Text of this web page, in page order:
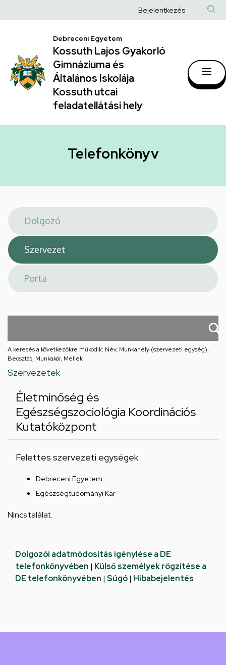
|
Kossuth
Lajos
Gyakorló
Gimnáziuma
Általános
hely
a
Anonim
fiók
Bejelentkezés
Debreceni Egyetem
Kossuth Lajos Gyakorló
Gimnáziuma és
Általános Iskolája
Kossuth utcai
feladatellátási hely
Telefonkönyv
A keresés a következőkre működik: Név, Munkahely (szervezeti egység),
Beosztás, Munkakör, Mellék
Szervezetek
Életminőség és
Egészségszociológia Koordinációs
Kutatóközpont
Felettes szervezeti egységek
Debreceni Egyetem
Egészségtudományi Kar
Nincs találat.
Dolgozói adatmódosítás igénylése a DE
telefonkönyvében | Külső személyek rögzítése a
DE telefonkönyvében | Súgó| Hibabejelentés